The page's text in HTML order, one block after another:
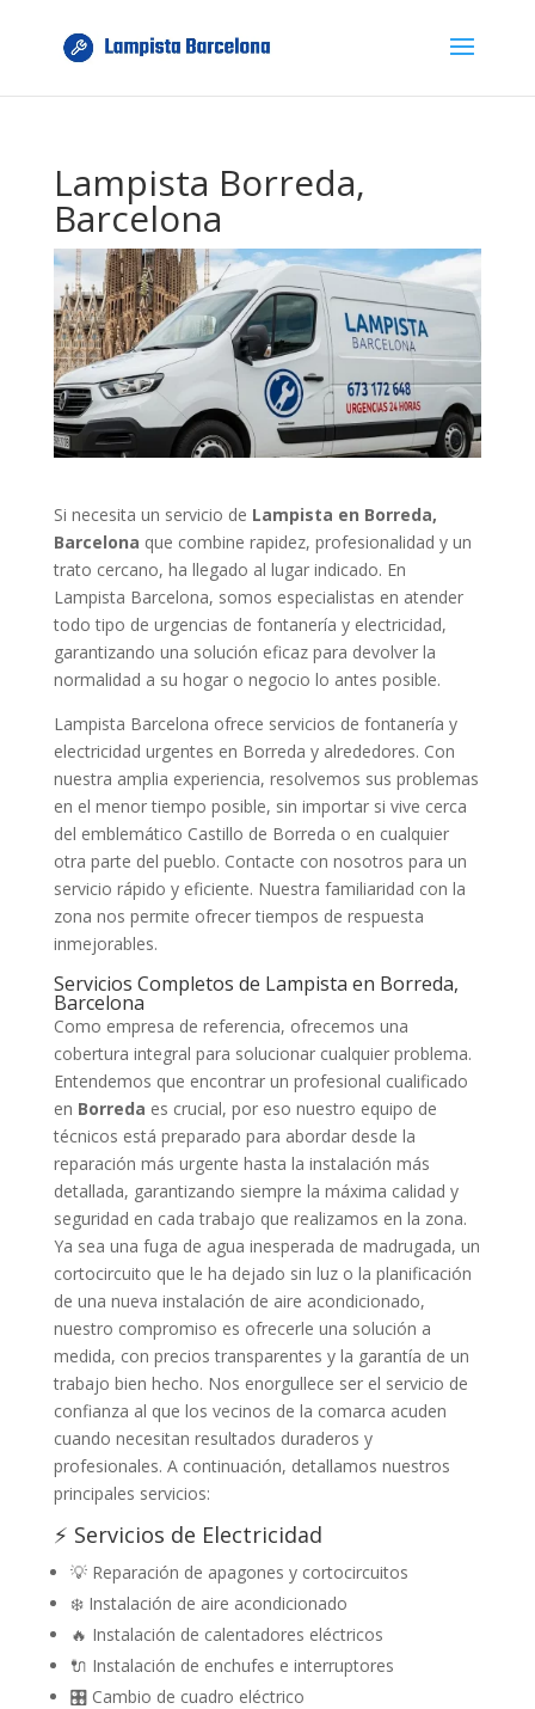
Lampista Borreda,
Barcelona
Si necesita un servicio de Lampista en Borreda,
Barcelona que combine rapidez, profesionalidad y un
trato cercano, ha llegado al lugar indicado. En
Lampista Barcelona, somos especialistas en atender
todo tipo de urgencias de fontanería y electricidad,
garantizando una solución eficaz para devolver la
normalidad a su hogar o negocio lo antes posible.
Lampista Barcelona ofrece servicios de fontanería y
electricidad urgentes en Borreda y alrededores. Con
nuestra amplia experiencia, resolvemos sus problemas
en el menor tiempo posible, sin importar si vive cerca
del emblemático Castillo de Borreda o en cualquier
otra parte del pueblo. Contacte con nosotros para un
servicio rápido y eficiente. Nuestra familiaridad con la
zona nos permite ofrecer tiempos de respuesta
inmejorables.
Servicios Completos de Lampista en Borreda,
Barcelona
Como empresa de referencia, ofrecemos una
cobertura integral para solucionar cualquier problema.
Entendemos que encontrar un profesional cualificado
en Borreda es crucial, por eso nuestro equipo de
técnicos está preparado para abordar desde la
reparación más urgente hasta la instalación más
detallada, garantizando siempre la máxima calidad y
seguridad en cada trabajo que realizamos en la zona.
Ya sea una fuga de agua inesperada de madrugada, un
cortocircuito que le ha dejado sin luz o la planificación
de una nueva instalación de aire acondicionado,
nuestro compromiso es ofrecerle una solución a
medida, con precios transparentes y la garantía de un
trabajo bien hecho. Nos enorgullece ser el servicio de
confianza al que los vecinos de la comarca acuden
cuando necesitan resultados duraderos y
profesionales. A continuación, detallamos nuestros
principales servicios:
⚡ Servicios de Electricidad
💡 Reparación de apagones y cortocircuitos
❄️ Instalación de aire acondicionado
🔥 Instalación de calentadores eléctricos
🔌 Instalación de enchufes e interruptores
🎛️ Cambio de cuadro eléctrico